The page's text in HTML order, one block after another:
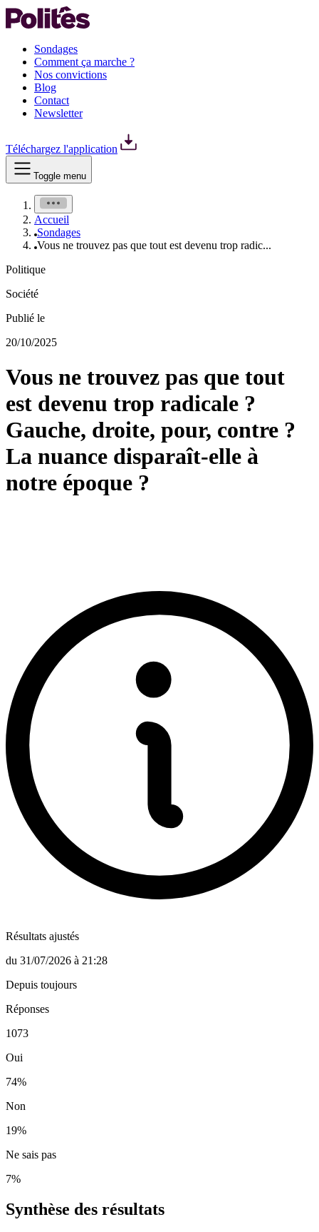
Sondages
Comment ça marche ?
Nos convictions
Blog
Contact
Newsletter
Téléchargez l'application
Toggle menu
Accueil
Sondages
Vous ne trouvez pas que tout est devenu trop radic...
Politique
Société
Publié le
20/10/2025
Vous ne trouvez pas que tout
est devenu trop radicale ?
Gauche, droite, pour, contre ?
La nuance disparaît-elle à
notre époque ?
Résultats ajustés
du 31/07/2026 à 21:28
Depuis toujours
Réponses
1073
Oui
74%
Non
19%
Ne sais pas
7%
Synthèse des résultats